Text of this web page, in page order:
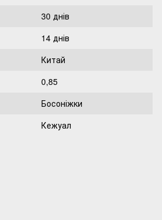
30 днів
14 днів
Китай
0,85
Босоніжки
Кежуал